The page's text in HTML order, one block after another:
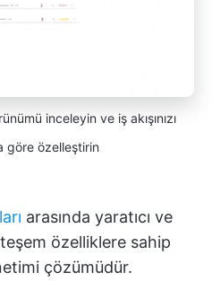
inceleyin ve iş akışınızı
göre özelleştirin
arasında yaratıcı ve
özelliklere sahip
çözümüdür.